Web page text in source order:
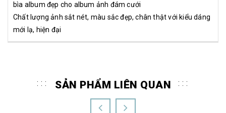
bìa album đẹp cho album ảnh đám cưới
Chất lượng ảnh sắt nét, màu sắc đẹp, chân thật với kiểu dáng
mới lạ, hiện đại
SẢN PHẨM LIÊN QUAN